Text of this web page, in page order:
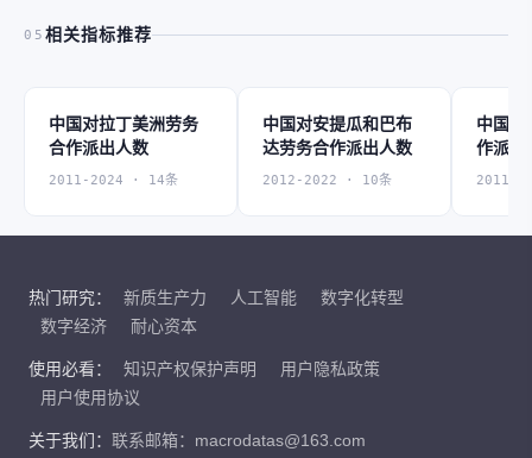
05 相关指标推荐
中国对拉丁美洲劳务
合作派出人数
2011-2024 · 14条
中国对安提瓜和巴布
达劳务合作派出人数
2012-2022 · 10条
中国对
作派出
2011-
热门研究： 新质生产力 人工智能
数字化转型
数字经济
耐心资本
使用必看： 知识产权保护声明
用户隐私政策
用户使用协议
关于我们： 联系邮箱：macrodatas@163.com